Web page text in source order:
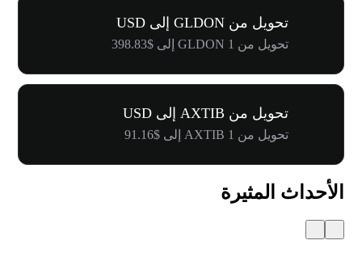
تحويل من GLDON إلى USD
تحويل من 1 GLDON إلى $398.83
تحويل من AXTIB إلى USD
تحويل من 1 AXTIB إلى $91.16
الأحداث المثيرة